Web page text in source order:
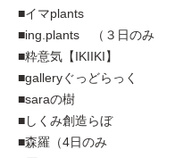
■イマplants
■ing.plants （３日のみ
■粋意気【IKIIKI】
■galleryぐっどらっく
■saraの樹
■しくみ創造らぼ
■森羅（4日のみ